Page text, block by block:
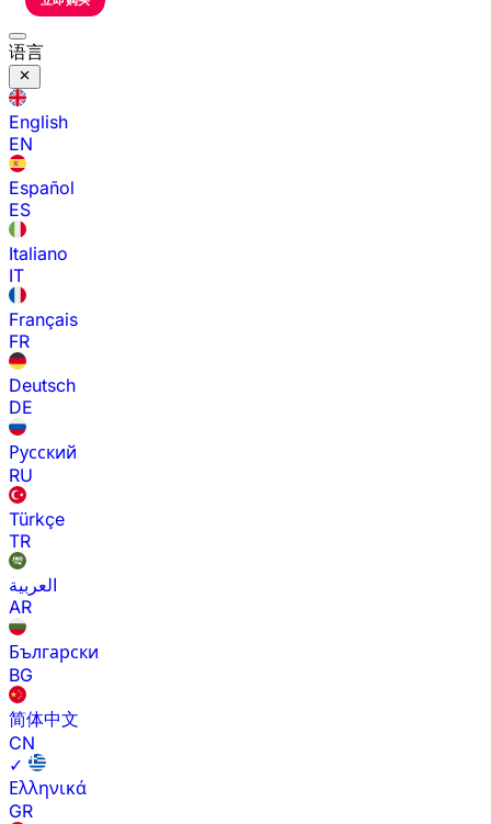
语言
English
EN
Español
ES
Italiano
IT
Français
FR
Deutsch
DE
Русский
RU
Türkçe
TR
العربية
AR
Български
BG
简体中文
CN
✓
Ελληνικά
GR